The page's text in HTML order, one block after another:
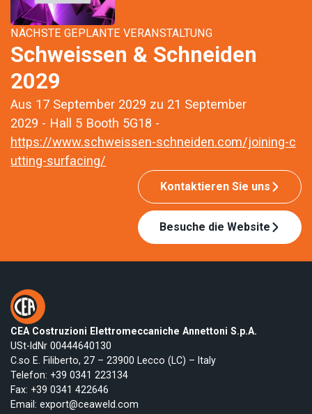
NÄCHSTE GEPLANTE VERANSTALTUNG
Schweissen & Schneiden
2029
Aus 17 September 2029 zu 21 September
2029 - Hall 5 Booth 5G18 -
https://www.schweissen-schneiden.com/joining-c
utting-surfacing/
Kontaktieren Sie uns
Besuche die Website
CEA Costruzioni Elettromeccaniche Annettoni S.p.A.
USt-IdNr 00444640130
C.so E. Filiberto, 27 – 23900 Lecco (LC) – Italy
Telefon: +39 0341 223134
Fax: +39 0341 422646
Email: export@ceaweld.com